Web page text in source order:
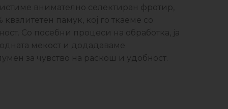
внимателно селектиран фротир,
квалитетен памук, кој го ткаеме со
Со посебни процеси на обработка, ја
мекост и додадаваме
за чувство на раскош и удобност.